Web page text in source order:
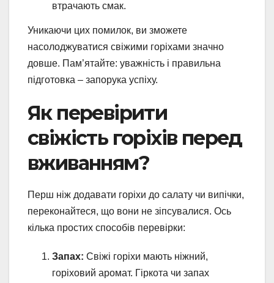
втрачають смак.
Уникаючи цих помилок, ви зможете
насолоджуватися свіжими горіхами значно
довше. Пам’ятайте: уважність і правильна
підготовка – запорука успіху.
Як перевірити
свіжість горіхів перед
вживанням?
Перш ніж додавати горіхи до салату чи випічки,
переконайтеся, що вони не зіпсувалися. Ось
кілька простих способів перевірки:
Запах: Свіжі горіхи мають ніжний,
горіховий аромат. Гіркота чи запах